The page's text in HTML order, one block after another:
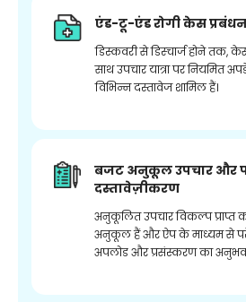
एंड-टू-एंड रोगी केस प्रबंधन
डिस्कवरी से डिस्चार्ज होने तक,
साथ उपचार यात्रा पर नियमित
विभिन्न दस्तावेज शामिल हैं।
बजट अनुकूल उपचार और
दस्तावेज़ीकरण
अनुकूलित उपचार विकल्प प्राप्त
अनुकूल हैं और ऐप के माध्यम से
अपलोड और प्रसंस्करण का